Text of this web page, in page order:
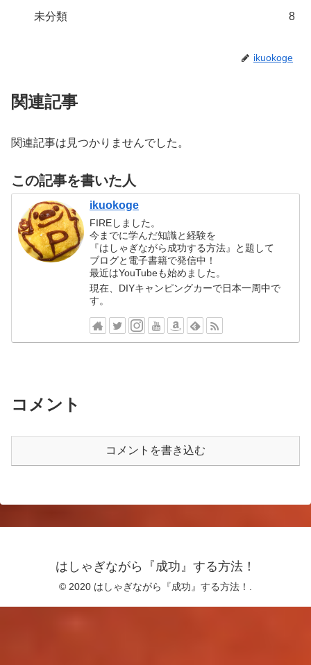
未分類 8
ikuokoge
関連記事
関連記事は見つかりませんでした。
この記事を書いた人
ikuokoge
FIREしました。
今までに学んだ知識と経験を
『はしゃぎながら成功する方法』と題して
ブログと電子書籍で発信中！
最近はYouTubeも始めました。
現在、DIYキャンピングカーで日本一周中で
す。
コメント
コメントを書き込む
はしゃぎながら『成功』する方法！
© 2020 はしゃぎながら『成功』する方法！.